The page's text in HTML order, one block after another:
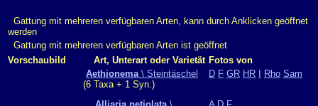
Gattung mit mehreren verfügbaren Arten, kann durch Anklicken geöffnet
werden
Gattung mit mehreren verfügbaren Arten ist geöffnet
Vorschaubild
Art, Unterart oder Varietät Fotos von
Aethionema\ Steintäschel
(6 Taxa + 1 Syn.)
D F GR HR Rho Sam